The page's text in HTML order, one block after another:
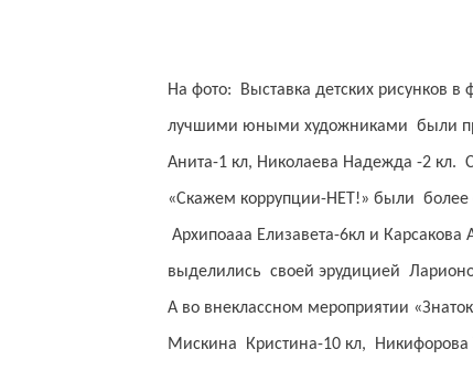
На фото: Выставка детских рисунков
лучшими юными художниками были
Анита-1 кл, Николаева Надежда -2
«Скажем коррупции-НЕТ!» были
Архипоааа Елизавета-6кл и
выделились своей эрудицией
А во внеклассном мероприятии
Мискина Кристина-10 кл, Никифорова